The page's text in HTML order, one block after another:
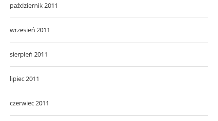
październik 2011
wrzesień 2011
sierpień 2011
lipiec 2011
czerwiec 2011